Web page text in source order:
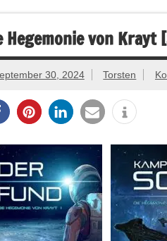
Hegemonie von Krayt
30, 2024 Torsten